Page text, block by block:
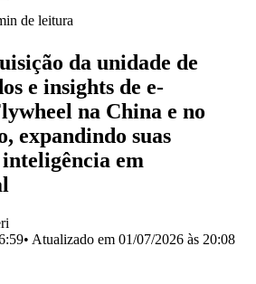
notícias da sua região
de BarueriAlphavilleBairro
CentroChácaras MarcoCidades da
NovoFazenda
AudirJardim BelvalJardim
Maria Cristina
PaulistaJardim ReginaliceJardim São
de leitura
da unidade de
e insights de e-
na China e no
expandindo suas
em
• Atualizado em 01/07/2026 às 20:08